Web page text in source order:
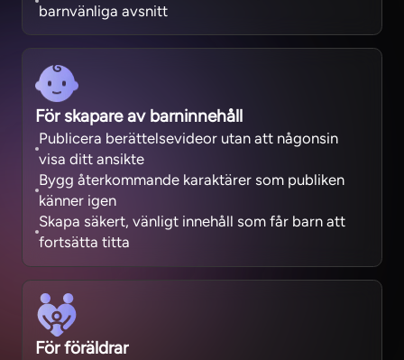
barnvänliga avsnitt
För skapare av barninnehåll
Publicera berättelsevideor utan att någonsin
visa ditt ansikte
Bygg återkommande karaktärer som publiken
känner igen
Skapa säkert, vänligt innehåll som får barn att
fortsätta titta
För föräldrar